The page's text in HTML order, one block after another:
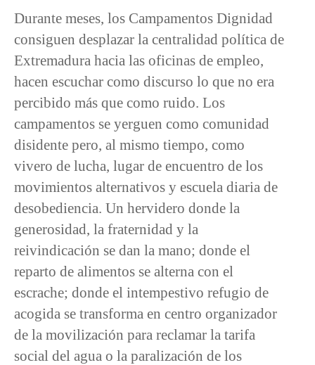
Durante meses, los Campamentos Dignidad
consiguen desplazar la centralidad política de
Extremadura hacia las oficinas de empleo,
hacen escuchar como discurso lo que no era
percibido más que como ruido. Los
campamentos se yerguen como comunidad
disidente pero, al mismo tiempo, como
vivero de lucha, lugar de encuentro de los
movimientos alternativos y escuela diaria de
desobediencia. Un hervidero donde la
generosidad, la fraternidad y la
reivindicación se dan la mano; donde el
reparto de alimentos se alterna con el
escrache; donde el intempestivo refugio de
acogida se transforma en centro organizador
de la movilización para reclamar la tarifa
social del agua o la paralización de los